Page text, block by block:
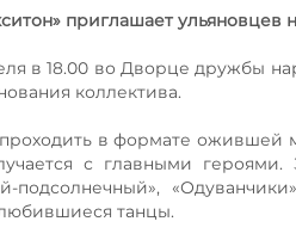
приглашает ульяновцев
в 18.00 во Дворце дружбы
коллектива.
в формате ожившей
с главными
подсолнечный»,
танцы.